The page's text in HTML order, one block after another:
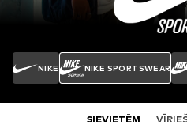
NIKE NIKE SPORTSWEAR
SIEVIETĒM